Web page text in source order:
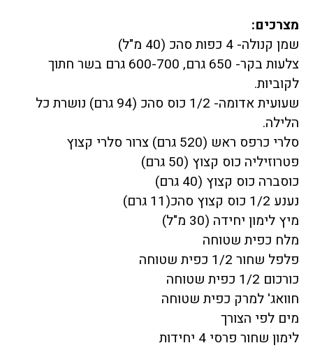
מצרכים:
שמן קנולה- 4 כפות סהכ (40 מ"ל)
צלעות בקר- 650 גרם, 600-700 גרם בשר חתוך
לקוביות.
שעועית אדומה- 1/2 כוס סהכ (94 גרם) נושרת כל
הלילה.
סלרי כרפס ראש (520 גרם) צרור סלרי קצוץ
פטרוזיליה כוס קצוץ (50 גרם)
כוסברה כוס קצוץ (40 גרם)
נענע 1/2 כוס קצוץ סהכ(11 גרם)
מיץ לימון יחידה (30 מ"ל)
מלח כפית שטוחה
פלפל שחור 1/2 כפית שטוחה
כורכום 1/2 כפית שטוחה
חוואג' למרק כפית שטוחה
מים לפי הצורך
לימון שחור פרסי 4 יחידות